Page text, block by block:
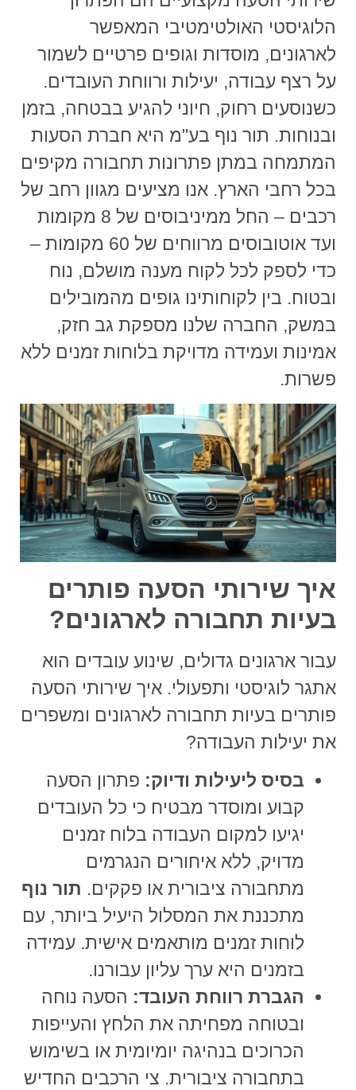
הלוגיסטי האולטימטיבי המאפשר
לארגונים, מוסדות וגופים פרטיים לשמור
על רצף עבודה, יעילות ורווחת העובדים.
כשנוסעים רחוק, חיוני להגיע בבטחה, בזמן
ובנוחות. תור נוף בע"מ היא חברת הסעות
המתמחה במתן פתרונות תחבורה מקיפים
בכל רחבי הארץ. אנו מציעים מגוון רחב של
רכבים – החל ממיניבוסים של 8 מקומות
ועד אוטובוסים מרווחים של 60 מקומות –
כדי לספק לכל לקוח מענה מושלם, נוח
ובטוח. בין לקוחותינו גופים מהמובילים
במשק, החברה שלנו מספקת גב חזק,
אמינות ועמידה מדויקת בלוחות זמנים ללא
פשרות.
איך שירותי הסעה פותרים
בעיות תחבורה לארגונים?
עבור ארגונים גדולים, שינוע עובדים הוא
אתגר לוגיסטי ותפעולי. איך שירותי הסעה
פותרים בעיות תחבורה לארגונים ומשפרים
את יעילות העבודה?
בסיס ליעילות ודיוק: פתרון הסעה
קבוע ומוסדר מבטיח כי כל העובדים
יגיעו למקום העבודה בלוח זמנים
מדויק, ללא איחורים הנגרמים
מתחבורה ציבורית או פקקים. תור נוף
מתכננת את המסלול היעיל ביותר, עם
לוחות זמנים מותאמים אישית. עמידה
בזמנים היא ערך עליון עבורנו.
הגברת רווחת העובד: הסעה נוחה
ובטוחה מפחיתה את הלחץ והעייפות
הכרוכים בנהיגה יומיומית או בשימוש
בתחבורה ציבורית. צי הרכבים החדיש